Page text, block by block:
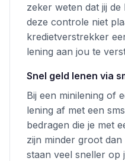
zeker weten dat jij
deze controle niet
kredietverstrekker
lening aan jou te
Snel geld lenen via
Bij een minilening of
lening af met een
bedragen die je met
zijn minder groot
staan veel sneller op